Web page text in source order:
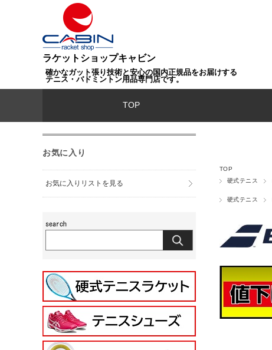
ラケットショップキャビン
確かなガット張り技術と安心の国内正規品をお届けする
テニス・バドミントン用品専門店です。
TOP
TOP
硬式テニス
硬式テニス
お気に入り
お気に入りリストを見る